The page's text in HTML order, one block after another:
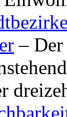
–